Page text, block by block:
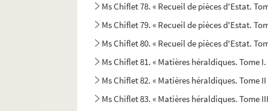
Ms Chiflet 78. « Recueil de pièces d'Estat.
Ms Chiflet 79. « Recueil de pièces d'Estat.
Ms Chiflet 80. « Recueil de pièces d'Estat.
Ms Chiflet 81. « Matières héraldiques. Tome I.
Ms Chiflet 82. « Matières héraldiques. Tome II
Ms Chiflet 83. « Matières héraldiques. Tome